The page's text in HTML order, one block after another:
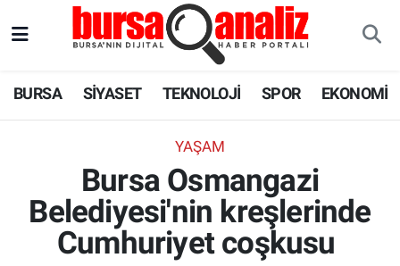
BURSA SİYASET TEKNOLOJİ SPOR EKONOMİ
YAŞAM
Bursa Osmangazi
Belediyesi'nin kreşlerinde
Cumhuriyet coşkusu
SPOR
EKONOMİ
Süper Lig Puan Durumu ve Fikstür
Tüm Manşetler